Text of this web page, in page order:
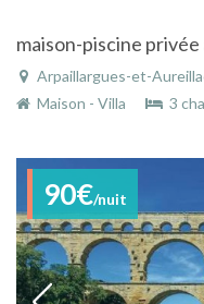
maison-piscine
Arpaillargues-et-Aureillac (10
Maison - Villa
3
90€/nuit